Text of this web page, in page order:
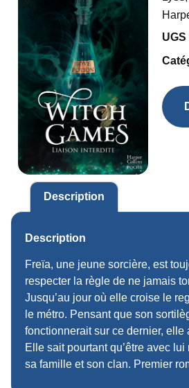
UGS
Description
Description
Freïa, une jeune sorcière, est
respecter la règle de ne jamais
Jusqu’au jour où elle croise le
le métro. Pensant que son
fonctionnerait sur ce dernier, elle
Elle sait pourtant qu’être avec
sa famille et son clan. Premier